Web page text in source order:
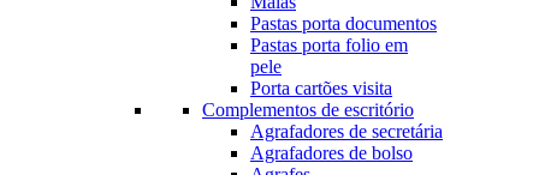
Pastas porta documentos
Pastas porta folio em
pele
Porta cartões visita
Complementos de escritório
Agrafadores de secretária
Agrafadores de bolso